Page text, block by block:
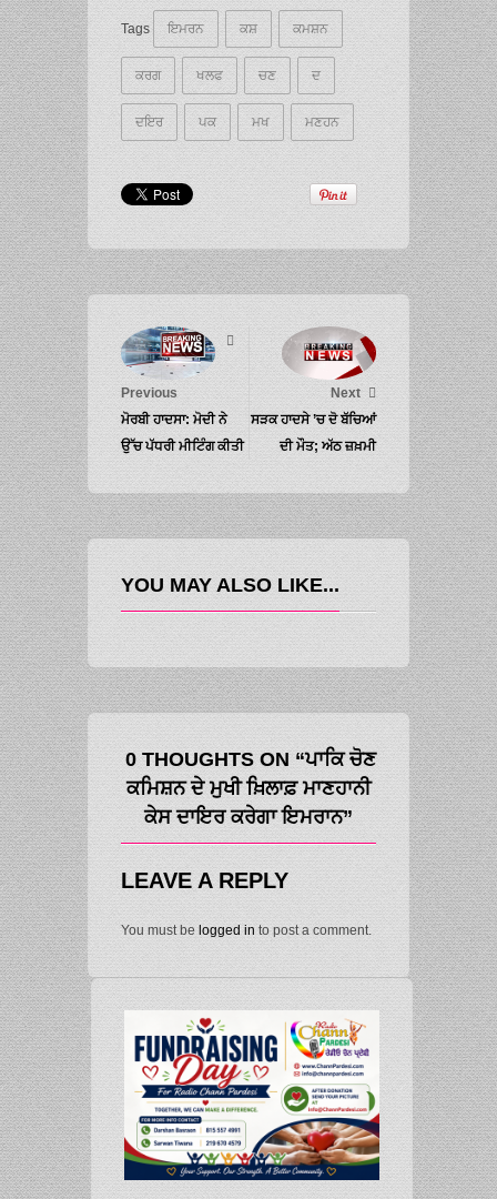
Tags ਇਮਰਨ ਕਸ਼ ਕਮਸ਼ਨ
ਕਰਗ ਖਲਫ ਚਣ ਦ
ਦਇਰ ਪਕ ਮਖ ਮਣਹਨ
Previous
ਮੋਰਬੀ ਹਾਦਸਾ: ਮੋਦੀ ਨੇ
ਉੱਚ ਪੱਧਰੀ ਮੀਟਿੰਗ ਕੀਤੀ
Next
ਸੜਕ ਹਾਦਸੇ ’ਚ ਦੋ ਬੱਚਿਆਂ
ਦੀ ਮੌਤ; ਅੱਠ ਜ਼ਖ਼ਮੀ
YOU MAY ALSO LIKE...
0 THOUGHTS ON “ਪਾਕਿ ਚੋਣ
ਕਮਿਸ਼ਨ ਦੇ ਮੁਖੀ ਖ਼ਿਲਾਫ਼ ਮਾਣਹਾਨੀ
ਕੇਸ ਦਾਇਰ ਕਰੇਗਾ ਇਮਰਾਨ”
LEAVE A REPLY
You must be logged in to post a comment.